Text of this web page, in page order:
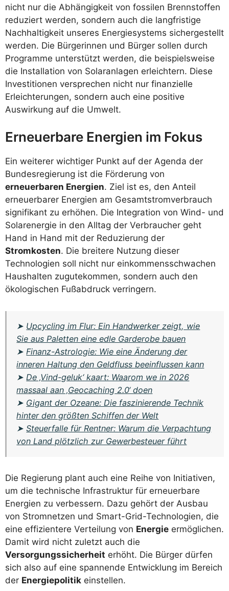
nicht nur die Abhängigkeit von fossilen Brennstoffen
reduziert werden, sondern auch die langfristige
Nachhaltigkeit unseres Energiesystems sichergestellt
werden. Die Bürgerinnen und Bürger sollen durch
Programme unterstützt werden, die beispielsweise
die Installation von Solaranlagen erleichtern. Diese
Investitionen versprechen nicht nur finanzielle
Erleichterungen, sondern auch eine positive
Auswirkung auf die Umwelt.
Erneuerbare Energien im Fokus
Ein weiterer wichtiger Punkt auf der Agenda der
Bundesregierung ist die Förderung von
erneuerbaren Energien. Ziel ist es, den Anteil
erneuerbarer Energien am Gesamtstromverbrauch
signifikant zu erhöhen. Die Integration von Wind- und
Solarenergie in den Alltag der Verbraucher geht
Hand in Hand mit der Reduzierung der
Stromkosten. Die breitere Nutzung dieser
Technologien soll nicht nur einkommensschwachen
Haushalten zugutekommen, sondern auch den
ökologischen Fußabdruck verringern.
➤ Upcycling im Flur: Ein Handwerker zeigt, wie
Sie aus Paletten eine edle Garderobe bauen
➤Finanz-Astrologie: Wie eine Änderung der
inneren Haltung den Geldfluss beeinflussen kann
➤De ‚Vind-geluk‘ kaart: Waarom we in 2026
massaal aan ‚Geocaching 2.0‘ doen
➤ Gigant der Ozeane: Die faszinierende Technik
hinter den größten Schiffen der Welt
➤Steuerfalle für Rentner: Warum die Verpachtung
von Land plötzlich zur Gewerbesteuer führt
Die Regierung plant auch eine Reihe von Initiativen,
um die technische Infrastruktur für erneuerbare
Energien zu verbessern. Dazu gehört der Ausbau
von Stromnetzen und Smart-Grid-Technologien, die
eine effizientere Verteilung von Energie ermöglichen.
Damit wird nicht zuletzt auch die
Versorgungssicherheit erhöht. Die Bürger dürfen
sich also auf eine spannende Entwicklung im Bereich
der Energiepolitik einstellen.